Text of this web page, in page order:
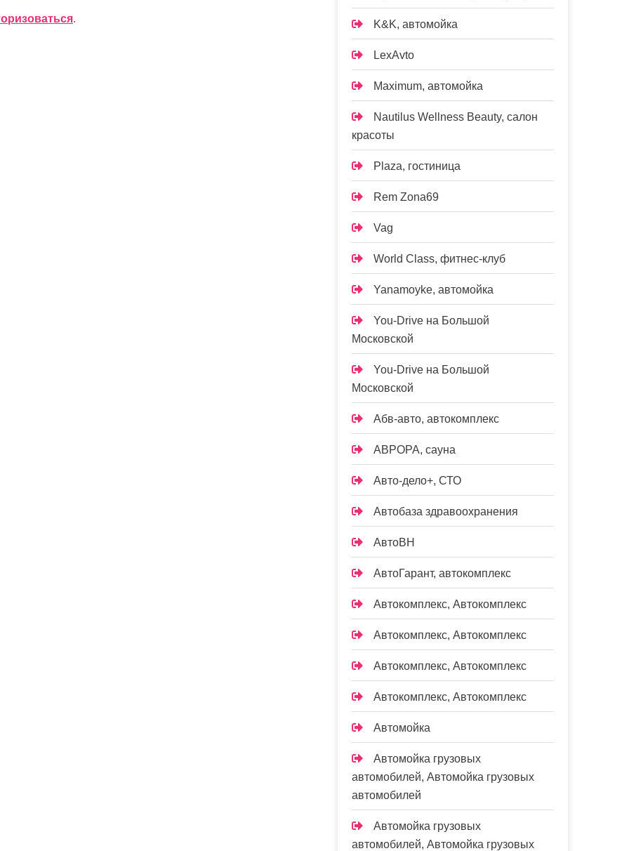
. K&K, автомойка
LexAvto
Maximum, автомойка
Nautilus Wellness Beauty, салон
красоты
Plaza, гостиница
Rem Zona69
Vag
World Class, фитнес-клуб
Yanamoyke, автомойка
You-Drive на Большой
Московской
You-Drive на Большой
Московской
Абв-авто, автокомплекс
АВРОРА, сауна
Авто-дело+, СТО
Автобаза здравоохранения
АвтоВН
АвтоГарант, автокомплекс
Автокомплекс, Автокомплекс
Автокомплекс, Автокомплекс
Автокомплекс, Автокомплекс
Автокомплекс, Автокомплекс
Автомойка
Автомойка грузовых
автомобилей, Автомойка грузовых
автомобилей
Автомойка грузовых
автомобилей, Автомойка грузовых